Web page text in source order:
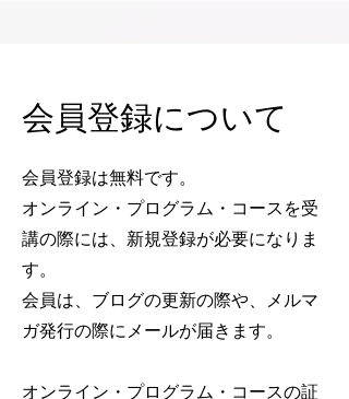
会員登録について
会員登録は無料です。
オンライン・プログラム・コースを受
講の際には、新規登録が必要になりま
す。
会員は、ブログの更新の際や、メルマ
ガ発行の際にメールが届きます。
オンライン・プログラム・コースの証